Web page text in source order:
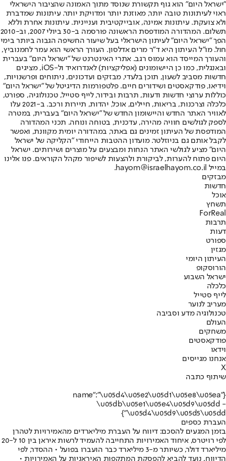
"ישראל היום" הוא גוף תקשורת שנוסד מתוך האמונה שהציבור הישראלי
ראוי לעיתונות טובה יותר, מאוזנת יותר ומדויקת יותר. עיתונות שמדברת
ולא צועקת. עיתונות אמינה, אובייקטיבית ועניינית. עיתונות אחרת וללא
תשלום. המהדורה המודפסת הראשונה פורסמה ב-30 ביולי 2007, וב-2010
הפך "ישראל היום" לעיתון הישראלי בעל שיעור החשיפה הגבוה ביותר בימי
חול. מו"ל העיתון היא ד"ר מרים אדלסון. העורך הראשי הוא עמר לחמנוביץ,
והעורך המייסד הוא עמוס רגב. אתרי האינטרנט של "ישראל היום" בעברית
ובאנגלית, כמו כן היישומונים (אפליקציות) לאנדרואיד ול-iOS, מציגים
חדשות מסביב לשעון, תוכן בלעדי, מבזקים ועדכונים, ניתוחים ופרשנויות,
וידיאו, פודקאסטים ושידורים חיים. פלטפורמות הדיגיטל של "ישראל היום"
כוללות ערוצי חדשות ודעות, תרבות ובידור, לייף סטייל, טכנולוגיה, ספורט,
כלכלה וצרכנות, בריאות, חיילים, אוכל, יהדות, תיירות ורכב. ב-2021 עלו
לאוויר האתר החדש והיישומון החדש של "ישראל היום" בעברית, במטרה
לספק לגולשים חוויה מהירה, עדכנית, בטוחה ונוחה. תכני המהדורה
המודפסת של העיתון זמינים גם באתר, במהדורה יומית מקוונת, ואפשר
לקבל אותם גם בניוזלטר. מועדון ההטבות הייחודי "הקליקה של ישראל
היום" מציע לגולשי האתר הנחות ומבצעים על מוצרים ושירותים. ישראל
היום פתוח להערות, לביקורת ולהצעות לשיפור מקהל הקוראים. פנו אלינו
במייל hayom@israelhayom.co.il.
מבזקים
חדשות
אוכל
תשחץ
ForReal
תרבות
דעות
ספורט
מגזין
העיתון היומי
הורוסקופ
ישראל השבוע
כלכלה
לייף סטייל
מעריב לנוער
טכנולוגיה מדע וסביבה
העולם
משחקים
פודקאסטים
וידאו
אנחנו מגייסים
X
שיתוף כתבה
{"name":"\u05d4\u05e2\u05d1\u05e8\u05ea
\u05db\u05e1\u05e4\u05d9\u05dd -
\u05d4\u05d9\u05d5\u05dd"}
העברת כספים
בזמן המגעים להסכם: דיווח על העברת מיליארדים מהאמירויות לטהרן
לפי רויטרס, איחוד האמירויות התחייבה להעמיד לרשות איראן בין 10 ל-20
מיליארד דולר, כשיותר מ-3 מיליארד כבר הועברו בפועל • ההסדר, לפי
הדיווח, נועד להביא להפסקת המתקפות האיראניות על האמירויות •